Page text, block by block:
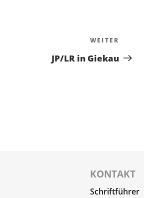
WEITER
JP/LR in Giekau
KONTAKT
Schriftführer